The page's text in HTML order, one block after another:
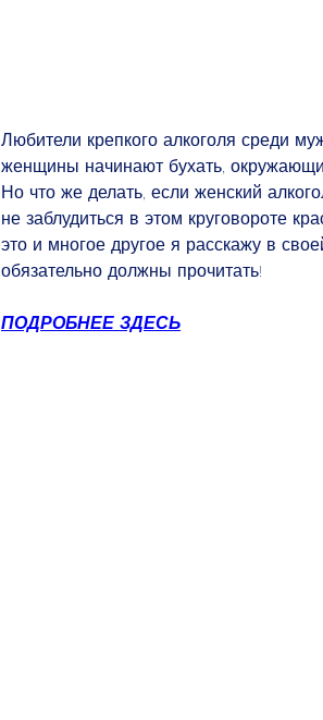
Любители крепкого алкоголя среди
женщины начинают бухать,
Но что же делать, если женский
не заблудиться в этом круговороте
это и многое другое я расскажу в
обязательно должны прочитать!
ПОДРОБНЕЕ ЗДЕСЬ